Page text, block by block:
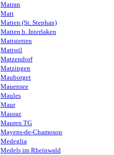
Matran
Matt
Matten (St. Stephan)
Matten b. Interlaken
Mattstetten
Mattwil
Matzendorf
Matzingen
Mauborget
Mauensee
Maules
Maur
Mauraz
Mauren TG
Mayens-de-Chamoson
Medeglia
Medels im Rheinwald